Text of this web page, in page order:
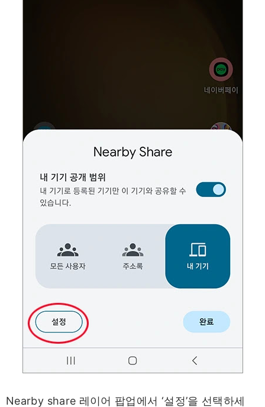
Nearby share 레이어 팝업에서 ‘설정’을 선택하세